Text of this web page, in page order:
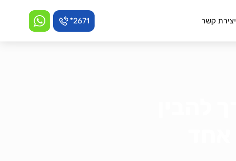
יצירת קשר 2671*